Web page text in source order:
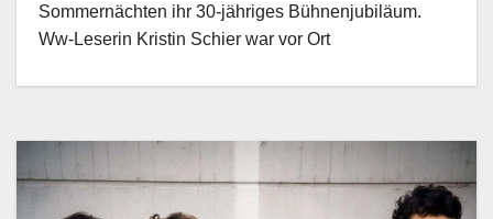
Sommernächten ihr 30-jähriges Bühnenjubiläum.
Ww-Leserin Kristin Schier war vor Ort